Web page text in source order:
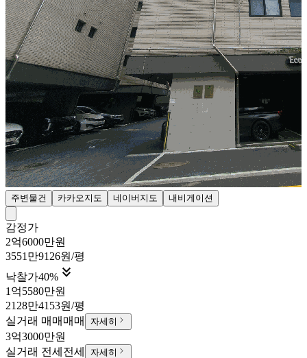
주변물건 카카오지도 네이버지도 내비게이션
감정가
2억6000만원
3551만9126원/평
낙찰가40% 
1억5580만원
2128만4153원/평
실거래 매매 매매 자세히
3억3000만원
실거래 전세 전세 자세히